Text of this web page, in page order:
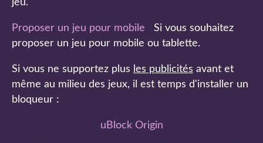
jeu.
Proposer un jeu pour mobile Si vous souhaitez
proposer un jeu pour mobile ou tablette.
Si vous ne supportez plus les publicités avant et
même au milieu des jeux, il est temps d'installer un
bloqueur :
uBlock Origin